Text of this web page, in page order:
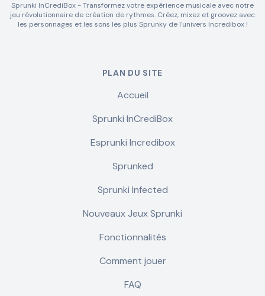
Sprunki InCrediBox - Transformez votre expérience musicale avec notre
jeu révolutionnaire de création de rythmes. Créez, mixez et groovez avec
les personnages et les sons les plus Sprunky de l'univers Incredibox !
PLAN DU SITE
Accueil
Sprunki InCrediBox
Esprunki Incredibox
Sprunked
Sprunki Infected
Nouveaux Jeux Sprunki
Fonctionnalités
Comment jouer
FAQ